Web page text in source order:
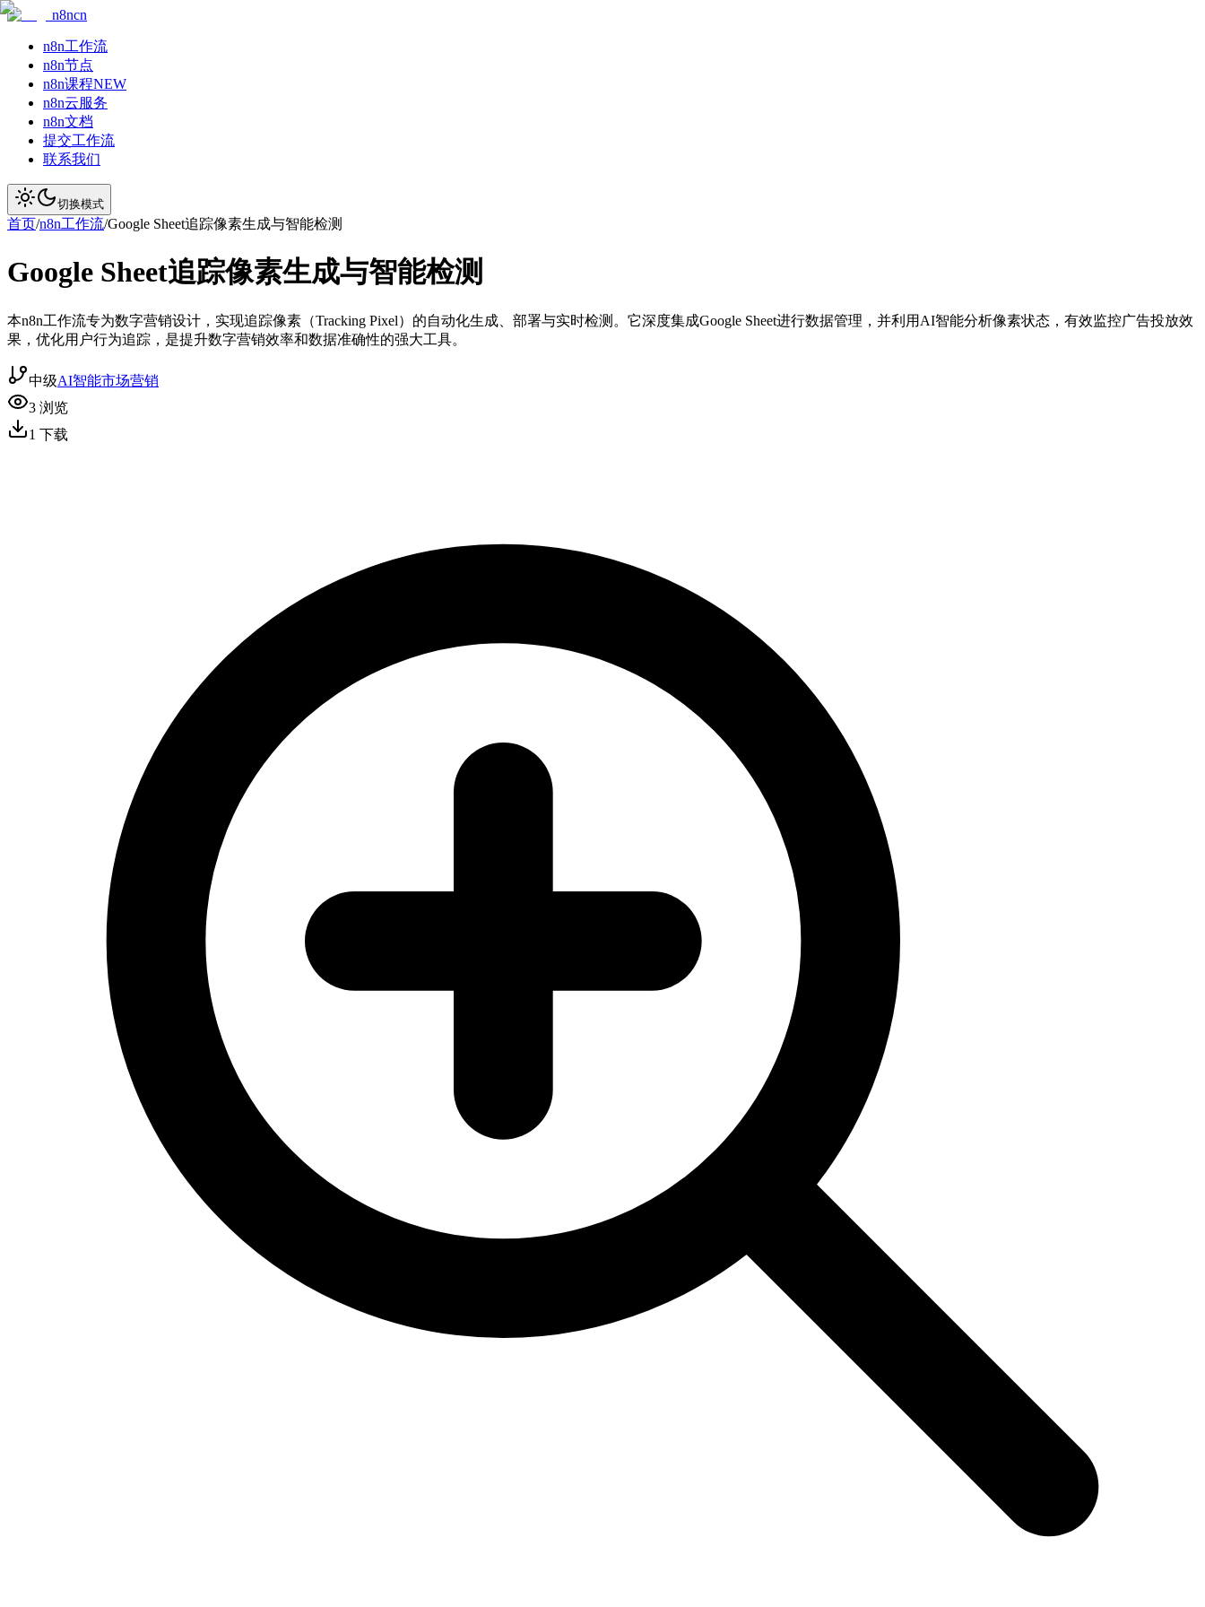
n8ncn
n8n工作流
n8n节点
n8n课程NEW
n8n云服务
n8n文档
提交工作流
联系我们
切换模式
首页/n8n工作流/Google Sheet追踪像素生成与智能检测
Google Sheet追踪像素生成与智能检测
本n8n工作流专为数字营销设计，实现追踪像素（Tracking Pixel）的自动化生成、部署与实时检测。它深度集成Google Sheet进行数据管理，并利用AI智能分析像素状态，有效监控广告投放效
果，优化用户行为追踪，是提升数字营销效率和数据准确性的强大工具。
中级AI智能市场营销
3 浏览
1 下载